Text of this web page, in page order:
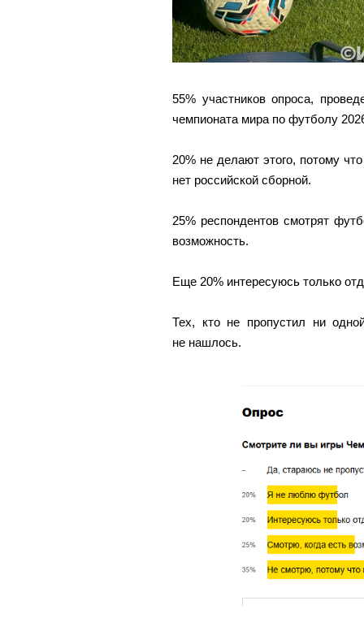
55% участников опроса,
чемпионата мира по футболу
20% не делают этого, потому
нет российской сборной.
25% респондентов смотрят
возможность.
Еще 20% интересуюсь только
Тех, кто не пропустил ни
не нашлось.